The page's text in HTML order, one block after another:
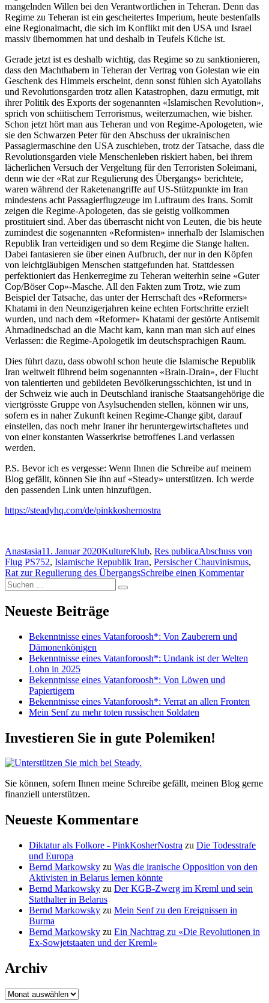
mangelnden Willen bei den Verantwortlichen in Teheran. Denn das
Regime zu Teheran ist ein gescheitertes Imperium, heute bestenfalls
eine Regionalmacht, die sich im Konflikt mit den USA und Israel
massiv übernommen hat und deshalb in Teufels Küche ist.
Gerade jetzt ist es deshalb wichtig, das Regime so zu sanktionieren,
dass den Machthabern in Teheran der Vertrag von Golestan wie ein
Geschenk des Himmels erscheint, denn sonst fühlen sich Ayatollahs
und Revolutionsgarden trotz allen Katastrophen, dazu ermutigt, mit
ihrer Politik des Exports der sogenannten «Islamischen Revolution»,
sprich von schiitischem Terrorismus, weiterzumachen, wie bisher.
Schon jetzt hört man aus Teheran und von Regime-Apologeten, wie
sie den Schwarzen Peter für den Abschuss der ukrainischen
Passagiermaschine den USA zuschieben, trotz der Tatsache, dass die
Revolutionsgarden viele Menschenleben riskiert haben, bei ihrem
lächerlichen Versuch der Vergeltung für den Terroristen Soleimani,
denn wie der «Rat zur Regulierung des Übergangs» berichtete,
waren während der Raketenangriffe auf US-Stützpunkte im Iran
mindestens acht Passagierflugzeuge im Luftraum des Irans. Somit
zeigen die Regime-Apologeten, das sie geistig vollkommen
prostituiert sind. Aber das überrascht nicht von Leuten, die bis heute
zumindest die sogenannten «Reformisten» innerhalb der Islamischen
Republik Iran verteidigen und so dem Regime die Stange halten.
Dabei fantasieren sie über einen Aufbruch, der nur in den Köpfen
von leichtgläubigen Menschen stattgefunden hat. Stattdessen
perfektioniert das Henkerregime zu Teheran weiterhin seine «Guter
Cop/Böser Cop»-Masche. All den Fakten zum Trotz, wie zum
Beispiel der Tatsache, das unter der Herrschaft des «Reformers»
Khatami in den Neunzigerjahren keine echten Fortschritte erzielt
wurden, und nach dem «Reformer» Khatami der gestörte Antisemit
Ahmadinedschad an die Macht kam, kann man man sich auf eines
Verlassen: die Regime-Apologetik im deutschsprachigen Raum.
Dies führt dazu, dass obwohl schon heute die Islamische Republik
Iran weltweit führend beim sogenannten «Brain-Drain», der Flucht
von talentierten und gebildeten Bevölkerungsschichten, ist und in
der Schweiz wie auch in Deutschland iranische Staatsangehörige die
viertgrösste Gruppe von Asylsuchenden stellen, können wir uns,
sofern es in naher Zukunft keinen Regime-Change gibt, darauf
einstellen, das noch mehr Iraner ihr heruntergewirtschaftetes und
von einer konstanten Wasserkrise betroffenes Land verlassen
werden.
P.S. Bevor ich es vergesse: Wenn Ihnen die Schreibe auf meinem
Blog gefällt, können Sie ihn auf «Steady» unterstützen. Ich werde
den passenden Link unten hinzufügen.
https://steadyhq.com/de/pinkkoshernostra
Autor
AnastasiaVeröffentlicht
am
11. Januar 2020Kategorien
KultureKlub, Res publicaSchlagwörter
Abschuss von
Flug PS752, Islamische Republik Iran, Persischer Chauvinismus,
Rat zur Regulierung des ÜbergangsSchreibe einen Kommentarzu
die
Suchen
nach:
Suchen
Neueste Beiträge
Bekenntnisse eines Vatanforoosh*: Von Zauberern und
Dämonenkönigen
Bekenntnisse eines Vatanforoosh*: Undank ist der Welten
Lohn in 2025
Bekenntnisse eines Vatanforoosh*: Von Löwen und
Papiertigern
Bekenntnisse eines Vatanforoosh*: Verrat an allen Fronten
Mein Senf zu mehr toten russischen Soldaten
Investieren Sie in gute Polemiken!
Sie können, sofern Ihnen meine Schreibe gefällt, meinen Blog gerne
finanziell unterstützen.
Neueste Kommentare
Diktatur als Folkore - PinkKosherNostra zu Die Todesstrafe
und Europa
Bernd Markowsky zu Was die iranische Opposition von den
Aktivisten in Belarus lernen könnte
Bernd Markowsky zu Der KGB-Zwerg im Kreml und sein
Statthalter in Belarus
Bernd Markowsky zu Mein Senf zu den Ereignissen in
Burma
Bernd Markowsky zu Ein Nachtrag zu «Die Revolutionen in
Ex-Sowjetstaaten und der Kreml»
Archiv
Archiv